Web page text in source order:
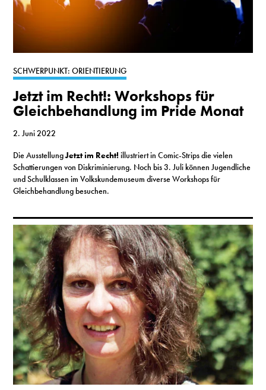
SCHWERPUNKT: ORIENTIERUNG
Jetzt im Recht!: Workshops für
Gleichbehandlung im Pride Monat
2. Juni 2022
Die AusstellungJetzt im Recht! illustriert in Comic-Strips die vielen
Schattierungen von Diskriminierung. Noch bis 3. Juli können Jugendliche
und Schulklassen im Volkskundemuseum diverse Workshops für
Gleichbehandlung besuchen.